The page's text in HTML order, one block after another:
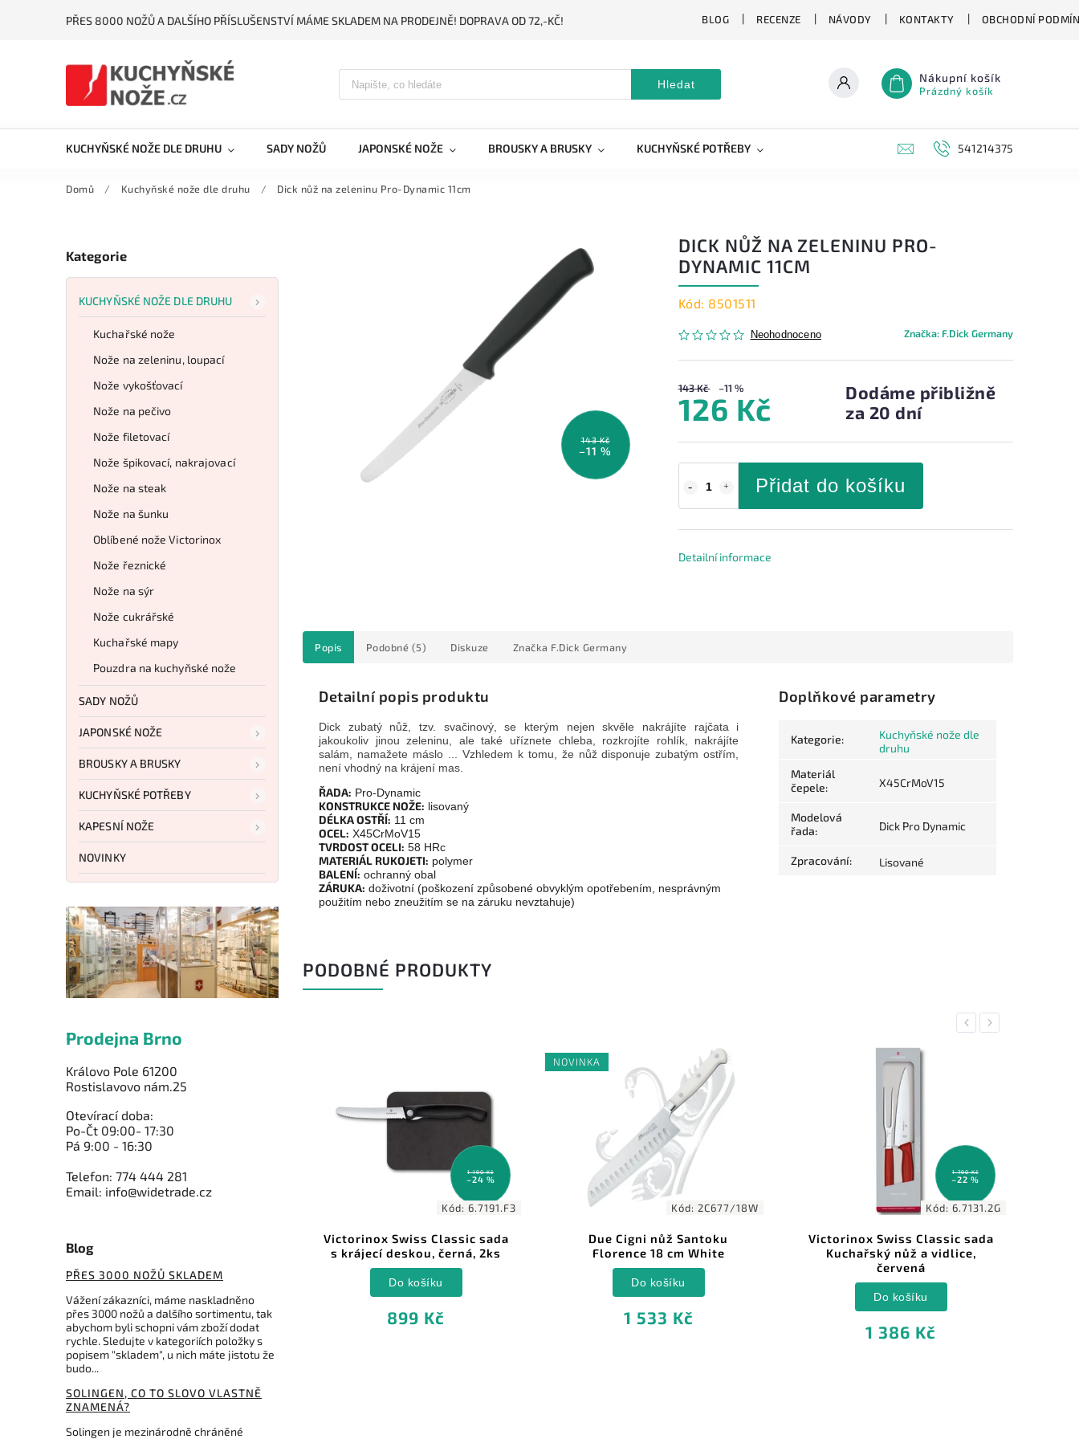
PŘES 8000 NOŽŮ A DALŠÍHO PŘÍSLUŠENSTVÍ MÁME SKLADEM NA PRODEJNĚ! DOPRAVA OD 72,-KČ! BLOG RECENZE NÁVODY KONTAKTY OBCHODNÍ
Hledat Nákupní košík
Prázdný košík
KUCHYŇSKÉ NOŽE DLE DRUHU SADY NOŽŮ JAPONSKÉ NOŽE BROUSKY A BRUSKY KUCHYŇSKÉ POTŘEBY NOVINKY ZNAČKY
541214375
Domů / Kuchyňské nože dle druhu / Dick nůž na zeleninu Pro-Dynamic 11cm
Kategorie
KUCHYŇSKÉ NOŽE DLE DRUHU
Kuchařské nože
Nože na zeleninu, loupací
Nože vykošťovací
Nože na pečivo
Nože filetovací
Nože špikovací, nakrajovací
Nože na steak
Nože na šunku
Oblíbené nože Victorinox
Nože řeznické
Nože na sýr
Nože cukrářské
Kuchařské mapy
Pouzdra na kuchyňské nože
SADY NOŽŮ
JAPONSKÉ NOŽE
BROUSKY A BRUSKY
KUCHYŇSKÉ POTŘEBY
KAPESNÍ NOŽE
NOVINKY
Prodejna Brno
Královo Pole 61200
Rostislavovo nám.25
Otevírací doba:
Po-Čt 09:00- 17:30
Pá 9:00 - 16:30
Telefon: 774 444 281
Email: info@widetrade.cz
Blog
PŘES 3000 NOŽŮ SKLADEM
Vážení zákazníci, máme naskladněno
přes 3000 nožů a dalšího sortimentu, tak
abychom byli schopni vám zboží dodat
rychle. Sledujte v kategoriích položky s
popisem "skladem", u nich máte jistotu že
budo...
SOLINGEN, CO TO SLOVO VLASTNĚ
ZNAMENÁ?
Solingen je mezinárodně chráněné
143 Kč
–11 %
DICK NŮŽ NA ZELENINU PRO-
DYNAMIC 11CM
Kód: 8501511
Neohodnoceno Značka: F.Dick Germany
143 Kč –11 %
126 Kč
Dodáme přibližně
za 20 dní
Přidat do košíku
Detailní informace
Popis Podobné (5) Diskuze Značka F.Dick Germany
Detailní popis produktu
Dick zubatý nůž, tzv. svačinový, se kterým nejen skvěle nakrájíte rajčata i
jakoukoliv jinou zeleninu, ale také uříznete chleba, rozkrojíte rohlík, nakrájíte
salám, namažete máslo ... Vzhledem k tomu, že nůž disponuje zubatým ostřím,
není vhodný na krájení mas.
ŘADA: Pro-Dynamic
KONSTRUKCE NOŽE: lisovaný
DÉLKA OSTŘÍ: 11 cm
OCEL: X45CrMoV15
TVRDOST OCELI: 58 HRc
MATERIÁL RUKOJETI: polymer
BALENÍ: ochranný obal
ZÁRUKA: doživotní (poškození způsobené obvyklým opotřebením, nesprávným
použitím nebo zneužitím se na záruku nevztahuje)
Doplňkové parametry
Kategorie:
Kuchyňské nože dle
druhu
Materiál
čepele: X45CrMoV15
Modelová
řada: Dick Pro Dynamic
Zpracování: Lisované
PODOBNÉ PRODUKTY
Previous
2 590 Kč
Do košíku
1 190 Kč
–24 %
Kód: 6.7191.F3
Victorinox Swiss Classic sada
s krájecí deskou, černá, 2ks
899 Kč
Do košíku
NOVINKA
Kód: 2C677/18W
Due Cigni nůž Santoku
Florence 18 cm White
1 533 Kč
Do košíku
1 790 Kč
–22 %
Kód: 6.7131.2G
Victorinox Swiss Classic sada
Kuchařský nůž a vidlice,
červená
1 386 Kč
Do košíku
Next